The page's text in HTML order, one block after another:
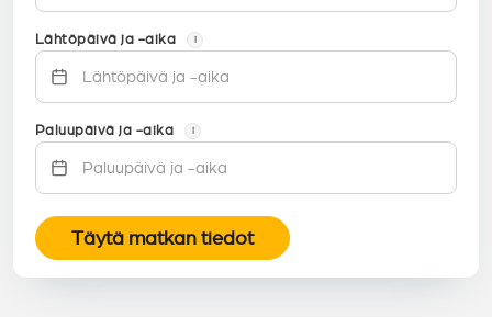
Lähtöpäivä ja -aika i
Paluupäivä ja -aika i
Täytä matkan tiedot